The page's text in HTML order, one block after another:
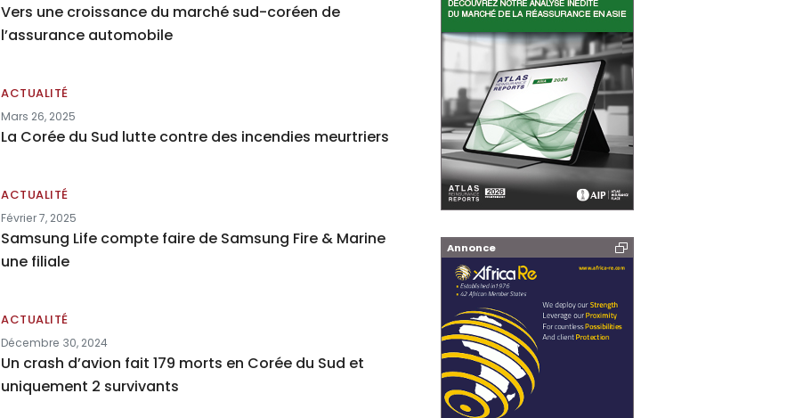
Vers une croissance du marché sud-coréen de
l’assurance automobile
ACTUALITÉ
Mars 26, 2025
La Corée du Sud lutte contre des incendies meurtriers
ACTUALITÉ
Février 7, 2025
Samsung Life compte faire de Samsung Fire & Marine
une filiale
ACTUALITÉ
Décembre 30, 2024
Un crash d’avion fait 179 morts en Corée du Sud et
uniquement 2 survivants
Annonce